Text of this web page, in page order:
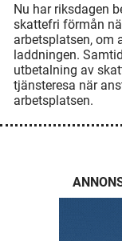
Nu har riksdagen
skattefri förmån
arbetsplatsen, om
laddningen.
utbetalning av
tjänsteresa när
arbetsplatsen.